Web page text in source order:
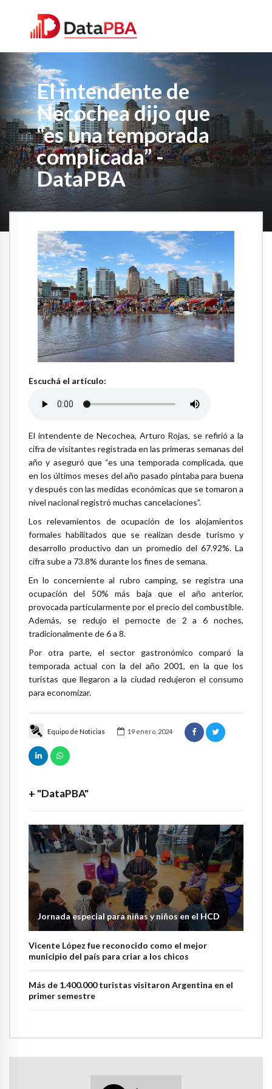
El intendente de
Necochea dijo que
“es una temporada
complicada” -
DataPBA
Equipo de Noticias 19 enero, 2024
+ "DataPBA"
Jornada especial para niñas y niños en el HCD
Vicente López fue reconocido como el mejor
municipio del país para criar a los chicos
Más de 1.400.000 turistas visitaron Argentina en el
primer semestre
Escuchá el artículo:
El intendente de Necochea, Arturo Rojas, se refirió a la
cifra de visitantes registrada en las primeras semanas del
año y aseguró que “es una temporada complicada, que
en los últimos meses del año pasado pintaba para buena
y después con las medidas económicas que se tomaron a
nivel nacional registró muchas cancelaciones”.
Los relevamientos de ocupación de los alojamientos
formales habilitados que se realizan desde turismo y
desarrollo productivo dan un promedio del 67.92%. La
cifra sube a 73.8% durante los fines de semana.
En lo concerniente al rubro camping, se registra una
ocupación del 50% más baja que el año anterior,
provocada particularmente por el precio del combustible.
Además, se redujo el pernocte de 2 a 6 noches,
tradicionalmente de 6 a 8.
Por otra parte, el sector gastronómico comparó la
temporada actual con la del año 2001, en la que los
turistas que llegaron a la ciudad redujeron el consumo
para economizar.